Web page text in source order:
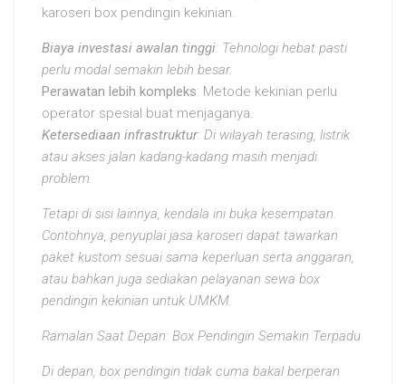
karoseri box pendingin kekinian.
Biaya investasi awalan tinggi: Tehnologi hebat pasti
perlu modal semakin lebih besar.
Perawatan lebih kompleks: Metode kekinian perlu
operator spesial buat menjaganya.
Ketersediaan infrastruktur: Di wilayah terasing, listrik
atau akses jalan kadang-kadang masih menjadi
problem.
Tetapi di sisi lainnya, kendala ini buka kesempatan.
Contohnya, penyuplai jasa karoseri dapat tawarkan
paket kustom sesuai sama keperluan serta anggaran,
atau bahkan juga sediakan pelayanan sewa box
pendingin kekinian untuk UMKM.
Ramalan Saat Depan: Box Pendingin Semakin Terpadu
Di depan, box pendingin tidak cuma bakal berperan